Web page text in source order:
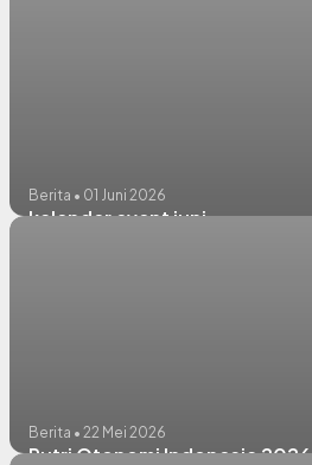
Berita • 01 Juni 2026
kalender event juni
Berita • 22 Mei 2026
Putri Otonomi Indonesia 2026